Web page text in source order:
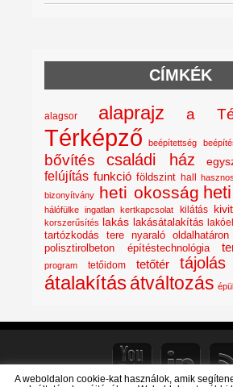
CÍMKÉK
alagsor alaprajz a
Térképző
beépítettség
bővítés családi ház
felújítás funkció földszint hall
bizonyítvány heti okosság
hálófülke ingatlan kertkapcsolat kilátás
korszerűsítés lakás lakásátalakítás
tartózkodás tere
nyaraló
polisztirolbeton építéstechnológia
program
tetőidom tetőtér tájolás
átalakításátváltozás
A weboldalon cookie-kat használok, amik